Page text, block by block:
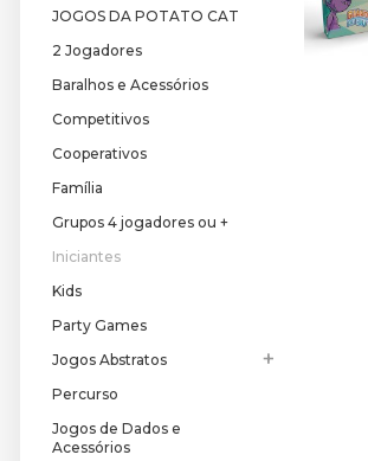
JOGOS DA POTATO CAT
2 Jogadores
Baralhos e Acessórios
Competitivos
Cooperativos
Família
Grupos 4 jogadores ou +
Iniciantes
Kids
Party Games
Jogos Abstratos
+
Percurso
Jogos de Dados e
Acessórios